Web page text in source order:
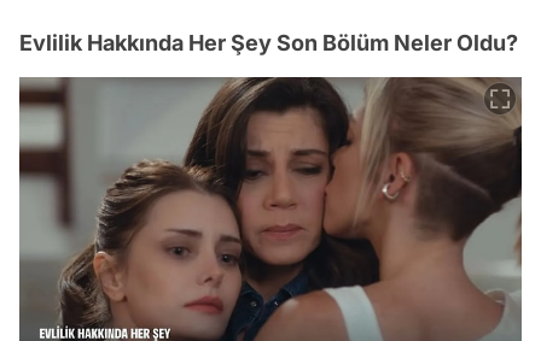
Evlilik Hakkında Her Şey Son Bölüm Neler Oldu?